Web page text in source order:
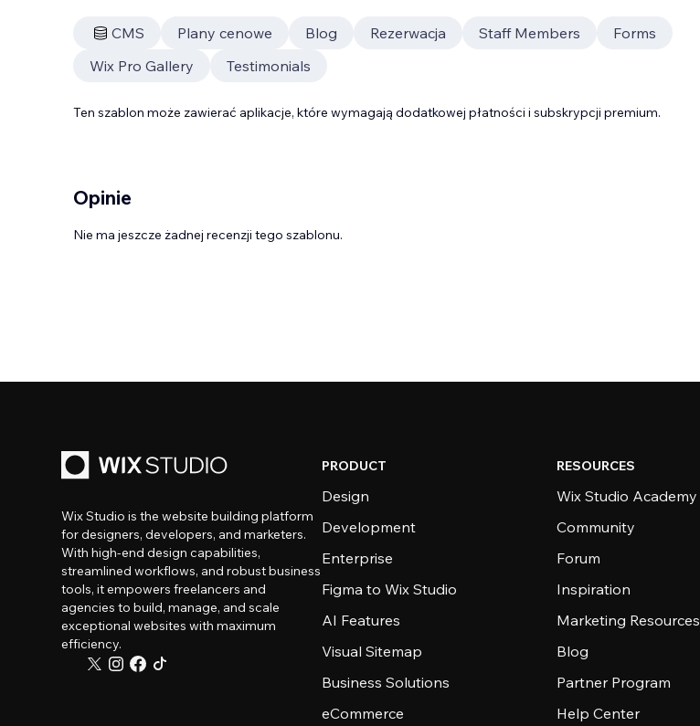
CMS Plany cenowe Blog Rezerwacja Staff Members
Forms
Wix Pro Gallery
Testimonials
Ten szablon może zawierać aplikacje, które wymagają dodatkowej płatności i subskrypcji premium.
Opinie
Nie ma jeszcze żadnej recenzji tego szablonu.
Wix Studio is the website building platform
for designers, developers, and marketers.
With high-end design capabilities,
streamlined workflows, and robust business
tools, it empowers freelancers and
agencies to build, manage, and scale
exceptional websites with maximum
efficiency.
PRODUCT
Design
Development
Enterprise
Figma to Wix Studio
AI Features
Visual Sitemap
Business Solutions
eCommerce
RESOURCES
Wix Studio Academy
Community
Forum
Inspiration
Marketing Resources
Blog
Partner Program
Help Center